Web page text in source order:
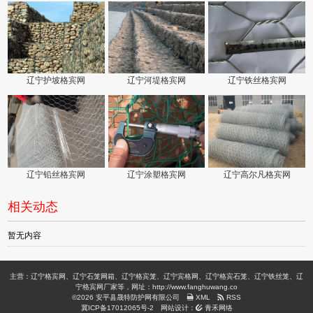
辽宁护坡格宾网 辽宁河堤格宾网 辽宁铁丝格宾网
辽宁铅丝格宾网 辽宁涂塑格宾网 辽宁高尔凡格宾网
相关动态
暂无内容
主营：辽宁格宾网、辽宁石笼网箱、辽宁格宾笼、辽宁宾格网、辽宁格宾石笼、辽宁铁丝笼、辽
宁格宾网厂家等，网址：http://www.fanghuwang.co
©2026 安平县晟特防护网有限公司
XML
RSS
冀ICP备17012065号-2 网站设计： 青禾网络